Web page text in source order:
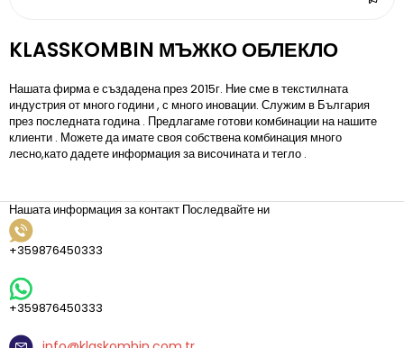
KLASSKOMBIN МЪЖКО ОБЛЕКЛО
Нашата фирма е създадена през 2015г. Ние сме в текстилната
индустрия от много години , с много иновации. Служим в България
през последната година . Предлагаме готови комбинации на нашите
клиенти . Можете да имате своя собствена комбинация много
лесно,като дадете информация за височината и тегло .
Нашата информация за контакт
+359876450333
+359876450333
Последвайте ни